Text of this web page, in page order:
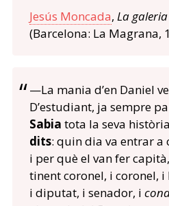
Jesús Moncada, La
(Barcelona: La Magrana,
—La mania d’en Daniel
D’estudiant, ja sempre
Sabia tota la seva història
dits: quin dia va entrar a
i per què el van fer
tinent coronel, i coronel,
i diputat, i senador, i